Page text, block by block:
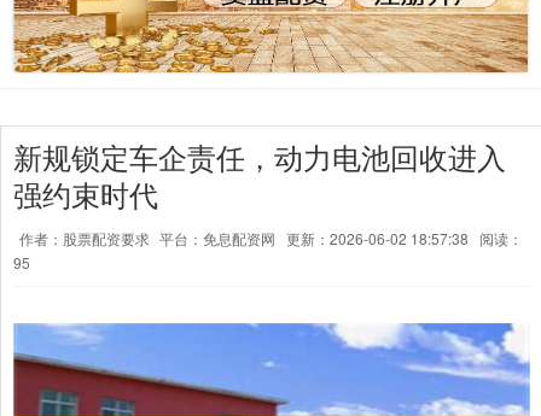
新规锁定车企责任，动力电池回收进入
强约束时代
作者：股票配资要求 平台：免息配资网 更新：2026-06-02 18:57:38
阅读：
95